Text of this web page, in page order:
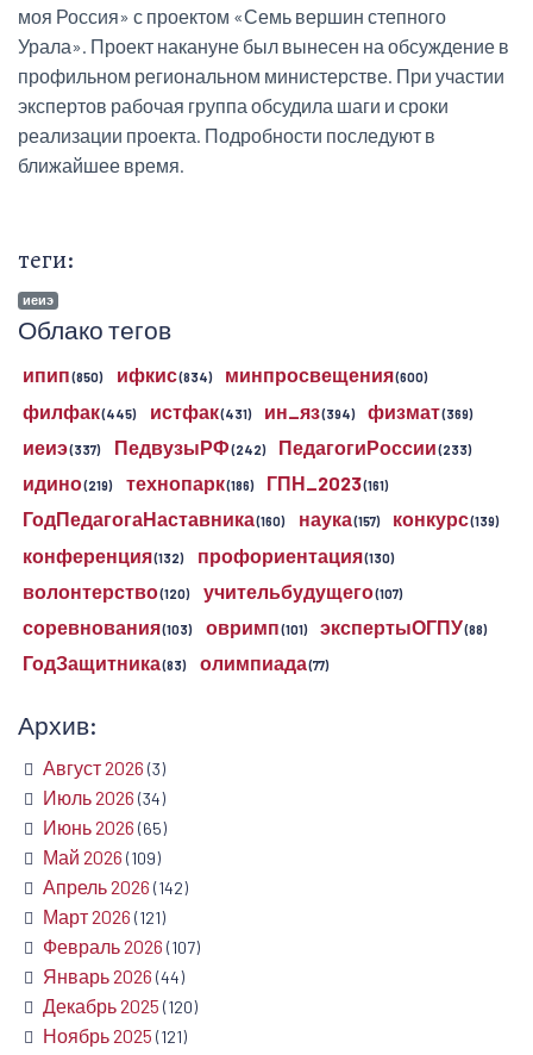
моя Россия» с проектом «Семь вершин степного
Урала». Проект накануне был вынесен на обсуждение в
профильном региональном министерстве. При участии
экспертов рабочая группа обсудила шаги и сроки
реализации проекта. Подробности последуют в
ближайшее время.
теги:
иеиэ
Облако тегов
ипип(850) ифкис(834) минпросвещения(600)
филфак(445) истфак(431) ин_яз(394) физмат(369)
иеиэ(337) ПедвузыРФ(242) ПедагогиРоссии(233)
идино(219) технопарк(186) ГПН_2023(161)
ГодПедагогаНаставника(160) наука(157) конкурс(139)
конференция(132) профориентация(130)
волонтерство(120) учительбудущего(107)
соревнования(103) овримп(101) экспертыОГПУ(88)
ГодЗащитника(83) олимпиада(77)
Архив:
Август 2026 (3)
Июль 2026 (34)
Июнь 2026 (65)
Май 2026 (109)
Апрель 2026 (142)
Март 2026 (121)
Февраль 2026 (107)
Январь 2026 (44)
Декабрь 2025 (120)
Ноябрь 2025 (121)